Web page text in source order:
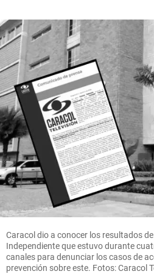
Caracol dio a conocer los resultados
Independiente que estuvo durante
canales para denunciar los casos de
prevención sobre este. Fotos: Caracol